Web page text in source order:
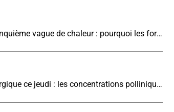
Vers une cinquième vague de chaleur : pourquoi les fortes chaleurs vont rapidement revenir en France
Risque allergique ce jeudi : les concentrations polliniques restent élevées au nord